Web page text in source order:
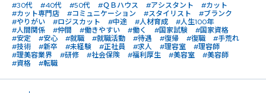
#30代 #40代 #50代 #ＱＢハウス #アシスタント
#カット
#カット専門店
#コミュニケーション #スタイリスト
#ブランク
#やりがい
#ロジスカット #中途 #人材育成
#人生100年
#人間関係
#仲間 #働きやすい #働く #国家試験
#国家資格
#安定
#安心 #就職 #就職活動 #待遇 #復帰 #復職
#手荒れ
#技術
#新卒 #未経験 #正社員 #求人 #理容室
#理容師
#理美容業界
#研修 #社会保険 #福利厚生 #美容室
#美容師
#資格
#転職